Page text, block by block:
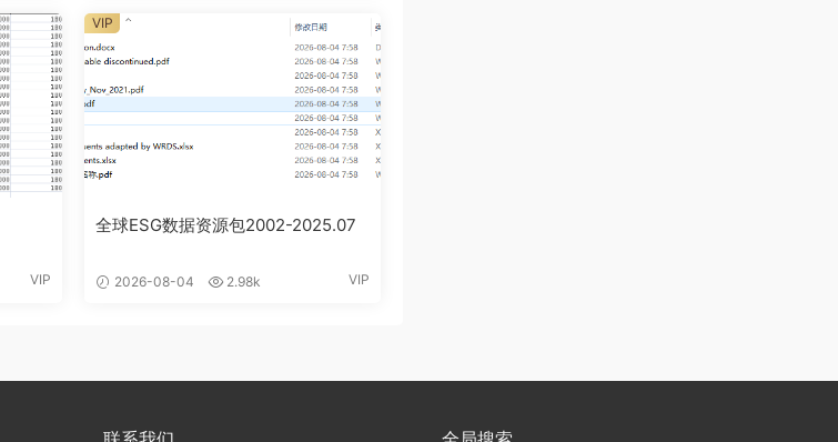
VIP
全球ESG数据资源包2002-2025.07
2026-08-04 2.98k VIP
VIP